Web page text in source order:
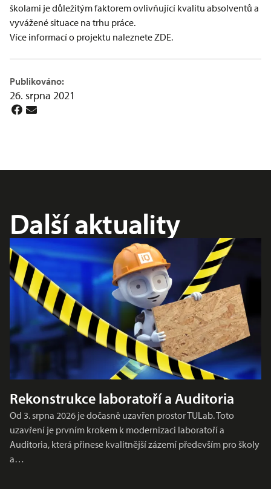
školami je důležitým faktorem ovlivňující kvalitu absolventů a
vyvážené situace na trhu práce.
Více informací o projektu naleznete ZDE.
Publikováno:
26. srpna 2021
Další aktuality
Rekonstrukce laboratoří a Auditoria
Od 3. srpna 2026 je dočasně uzavřen prostor TULab. Toto
uzavření je prvním krokem k modernizaci laboratoří a
Auditoria, která přinese kvalitnější zázemí především pro školy
a…